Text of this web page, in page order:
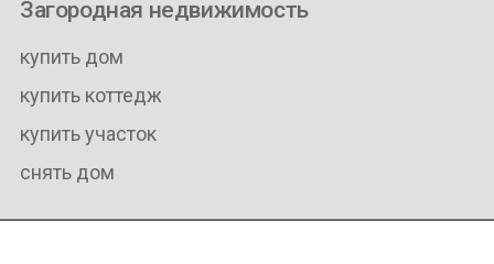
Загородная недвижимость
купить дом
купить коттедж
купить участок
снять дом